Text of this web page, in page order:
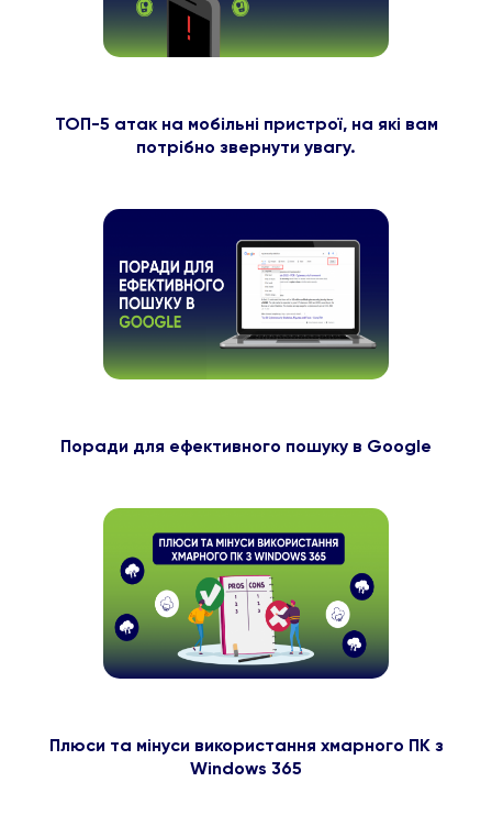
ТОП-5 атак на мобільні пристрої, на які вам
потрібно звернути увагу.
Поради для ефективного пошуку в Google
Плюси та мінуси використання хмарного ПК з
Windows 365